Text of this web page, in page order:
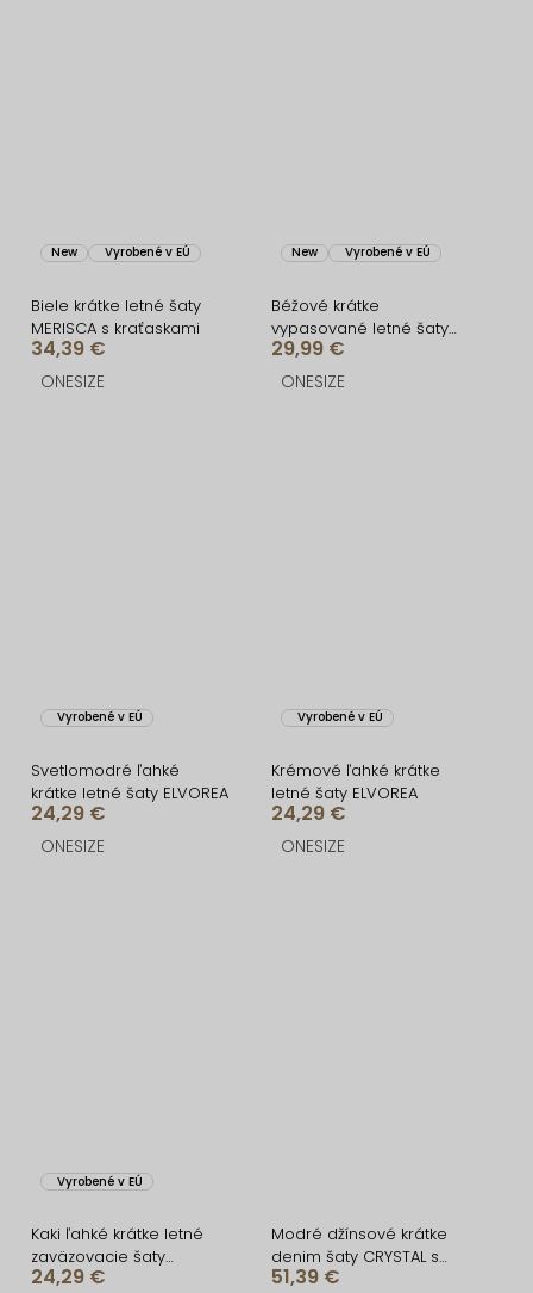
New Vyrobené v EÚ
Biele krátke letné šaty
MERISCA s kraťaskami
34,39 €
ONESIZE
New Vyrobené v EÚ
Béžové krátke
vypasované letné šaty
BRINELLE na ramienka
29,99 €
ONESIZE
Vyrobené v EÚ
Svetlomodré ľahké
krátke letné šaty ELVOREA
24,29 €
ONESIZE
Vyrobené v EÚ
Krémové ľahké krátke
letné šaty ELVOREA
24,29 €
ONESIZE
Vyrobené v EÚ
Kaki ľahké krátke letné
zaväzovacie šaty
ELVOREA
24,29 €
Modré džínsové krátke
denim šaty CRYSTAL s
dlhým rukávom
51,39 €